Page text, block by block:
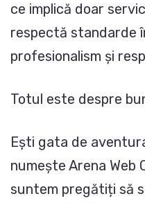
ce implică doar
respectă standarde
profesionalism și
Totul este despre
Ești gata de
numește Arena Web
suntem pregătiți să